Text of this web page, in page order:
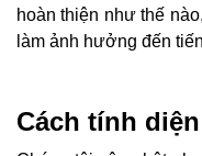
hoàn thiện như thế
làm ảnh hưởng đến
Cách tính